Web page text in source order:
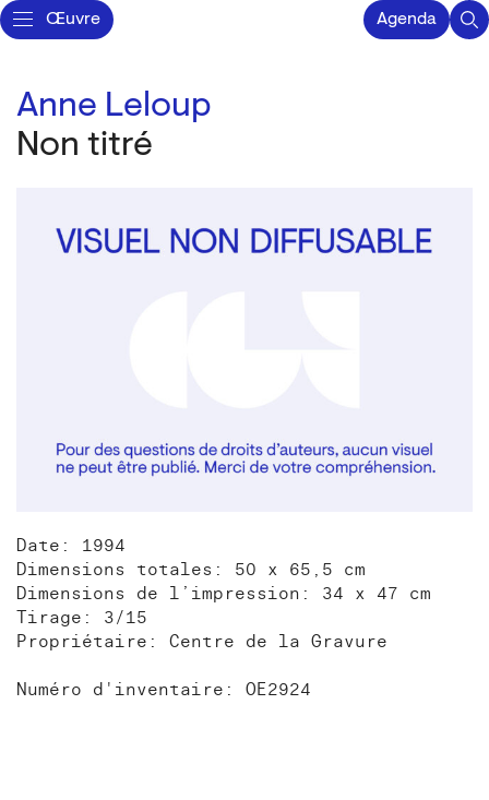
Œuvre Agenda
Anne Leloup
Non titré
Date: 1994
Dimensions totales: 50 x 65,5 cm
Dimensions de l’impression: 34 x 47 cm
Tirage: 3/15
Propriétaire: Centre de la Gravure
Numéro d'inventaire: OE2924